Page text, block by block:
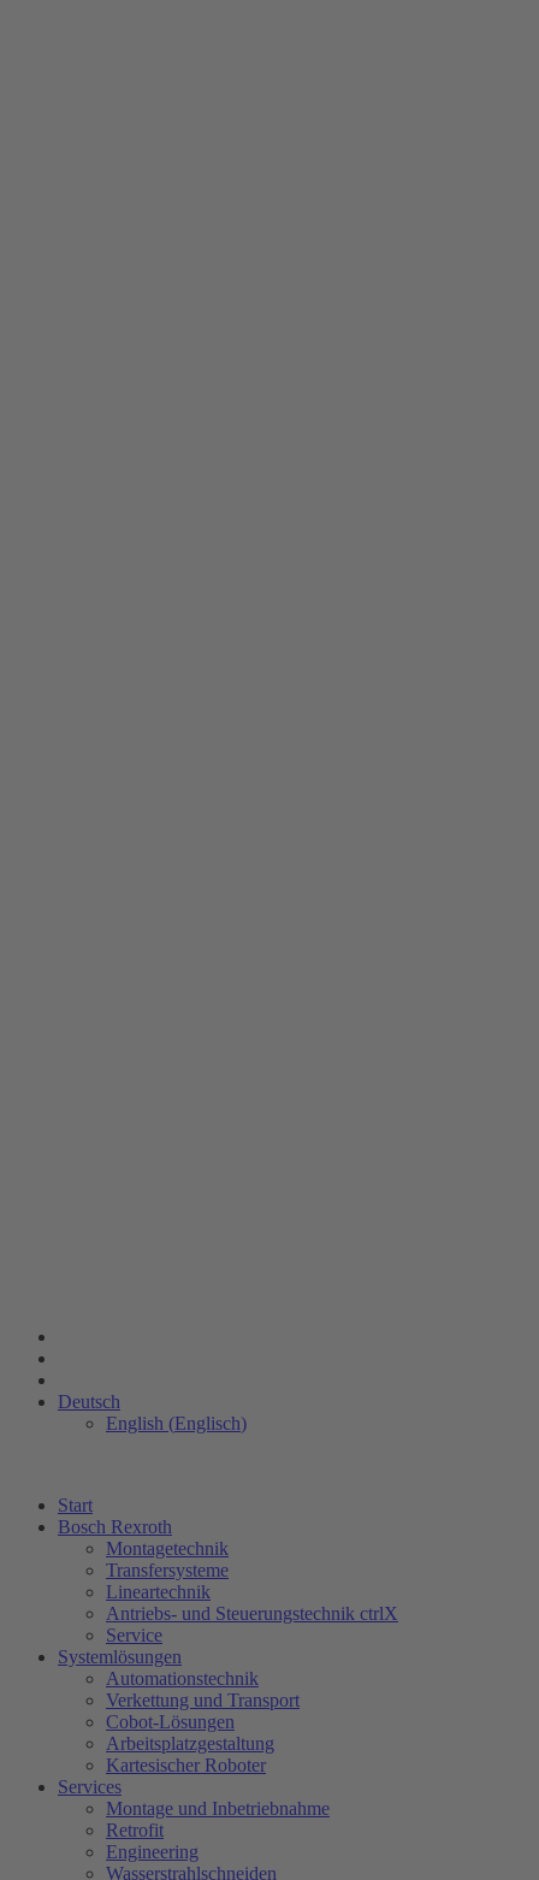
Deutsch
English (Englisch)
Start
Bosch Rexroth
Montagetechnik
Transfersysteme
Lineartechnik
Antriebs- und Steuerungstechnik ctrlX
Service
Systemlösungen
Automationstechnik
Verkettung und Transport
Cobot-Lösungen
Arbeitsplatzgestaltung
Kartesischer Roboter
Services
Montage und Inbetriebnahme
Retrofit
Engineering
Wasserstrahlschneiden